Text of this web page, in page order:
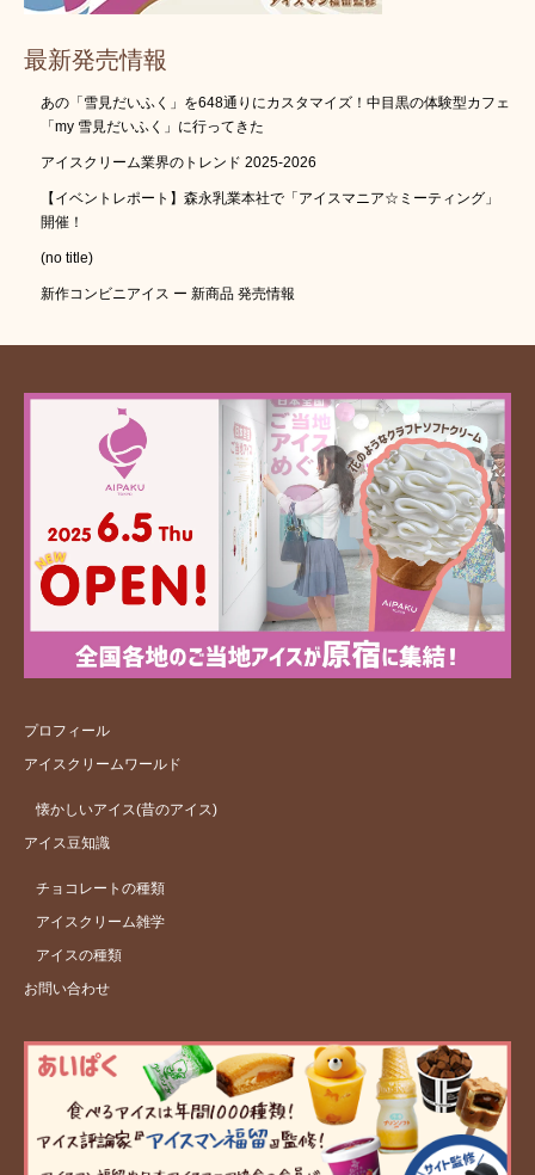
最新発売情報
あの「雪見だいふく」を648通りにカスタマイズ！中目黒の体験型カフェ
「my 雪見だいふく」に行ってきた
アイスクリーム業界のトレンド 2025-2026
【イベントレポート】森永乳業本社で「アイスマニア☆ミーティング」
開催！
(no title)
新作コンビニアイス ー 新商品 発売情報
プロフィール
アイスクリームワールド
懐かしいアイス(昔のアイス)
アイス豆知識
チョコレートの種類
アイスクリーム雑学
アイスの種類
お問い合わせ